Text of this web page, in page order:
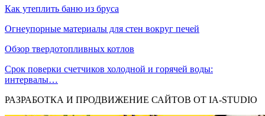
Как утеплить баню из бруса
Огнеупорные материалы для стен вокруг печей
Обзор твердотопливных котлов
Срок поверки счетчиков холодной и горячей воды:
интервалы…
РАЗРАБОТКА И ПРОДВИЖЕНИЕ САЙТОВ ОТ IA-STUDIO